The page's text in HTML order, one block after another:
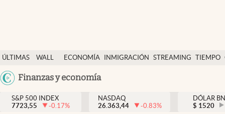
ÚLTIMAS
NOTICIAS
WALL
DÓLAR
ECONOMÍA INMIGRACIÓN STREAMING TIEMPO
México
Finanzas y economía
Finanzas y economía
Wall Street y dólar
Inmigración
S&P 500 INDEX
7723,55
-0.17%
NASDAQ
26.363,44
-0.83%
DÓLAR
$ 1520